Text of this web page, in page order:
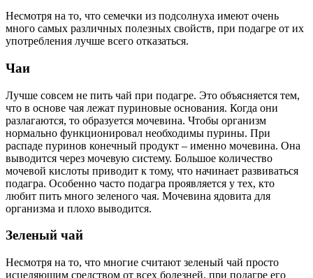
Несмотря на то, что семечки из подсолнуха имеют очень
много самых различных полезных свойств, при подагре от их
употребления лучше всего отказаться.
Чаи
Лучше совсем не пить чай при подагре. Это объясняется тем,
что в основе чая лежат пуриновые основания. Когда они
разлагаются, то образуется мочевина. Чтобы организм
нормально функционировал необходимы пурины. При
распаде пуринов конечный продукт – именно мочевина. Она
выводится через мочевую систему. Большое количество
мочевой кислоты приводит к тому, что начинает развиваться
подагра. Особенно часто подагра проявляется у тех, кто
любит пить много зеленого чая. Мочевина ядовита для
организма и плохо выводится.
Зеленый чай
Несмотря на то, что многие считают зеленый чай просто
исцеляющим средством от всех болезней, при подагре его